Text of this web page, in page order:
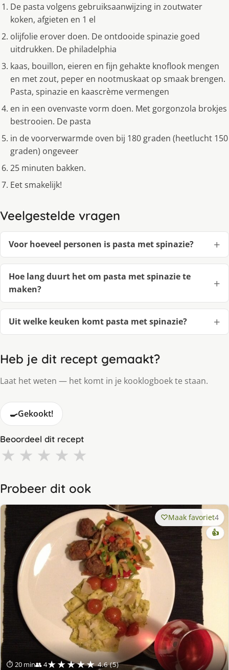
De pasta volgens gebruiksaanwijzing in zoutwater
koken, afgieten en 1 el
olijfolie erover doen. De ontdooide spinazie goed
uitdrukken. De philadelphia
kaas, bouillon, eieren en fijn gehakte knoflook mengen
en met zout, peper en nootmuskaat op smaak brengen.
Pasta, spinazie en kaascrème vermengen
en in een ovenvaste vorm doen. Met gorgonzola brokjes
bestrooien. De pasta
in de voorverwarmde oven bij 180 graden (heetlucht 150
graden) ongeveer
25 minuten bakken.
Eet smakelijk!
Veelgestelde vragen
Voor hoeveel personen is pasta met spinazie?
Hoe lang duurt het om pasta met spinazie te
maken?
Uit welke keuken komt pasta met spinazie?
Heb je dit recept gemaakt?
Laat het weten — het komt in je kooklogboek te staan.
🍳Gekookt!
Beoordeel dit recept
★ ★ ★ ★ ★
Probeer dit ook
⏱ 20 min👥 4★★★★★ 4.6 (5)
Maak favoriet4
👍